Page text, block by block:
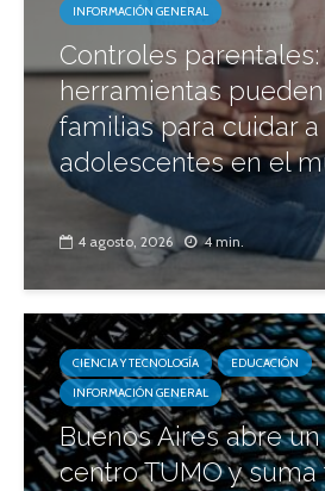
INFORMACIÓN GENERAL
Controles
herramientas
familias para cuidar
adolescentes en el
4 agosto, 2026 4 min.
CIENCIA Y TECNOLOGÍA
EDUCACIÓN
INFORMACIÓN GENERAL
Buenos Aires abre
centro TUMO y